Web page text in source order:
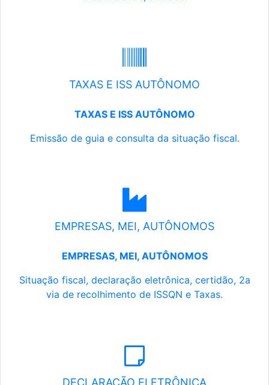
TAXAS E ISS AUTÔNOMO
TAXAS E ISS AUTÔNOMO
Emissão de guia e consulta da situação fiscal.
EMPRESAS, MEI, AUTÔNOMOS
EMPRESAS, MEI, AUTÔNOMOS
Situação fiscal, declaração eletrônica, certidão, 2a
via de recolhimento de ISSQN e Taxas.
DECLARAÇÃO ELETRÔNICA